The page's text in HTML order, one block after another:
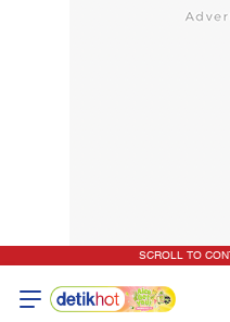
SCROLL TO